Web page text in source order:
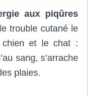
aux piqûres
trouble cutané le
chien et le chat :
sang, s’arrache
plaies.